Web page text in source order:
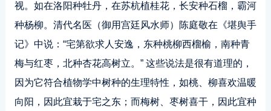
视。如在洛阳种牡丹，在苏杭植桂花，长安种石榴，霸河
种杨柳。清代名医（御用宫廷风水师）陈庭敬在《堪舆手
记》中说：“宅第欲求人安逸，东种桃柳西榴榆，南种青
梅与红枣，北种杏花高树立。” 这些说法是很有道理的，
因为它符合植物学中树种的生理特性，如桃、柳喜欢温暖
向阳，因此宜栽于宅之东；而梅树、枣树喜干，因此宜种